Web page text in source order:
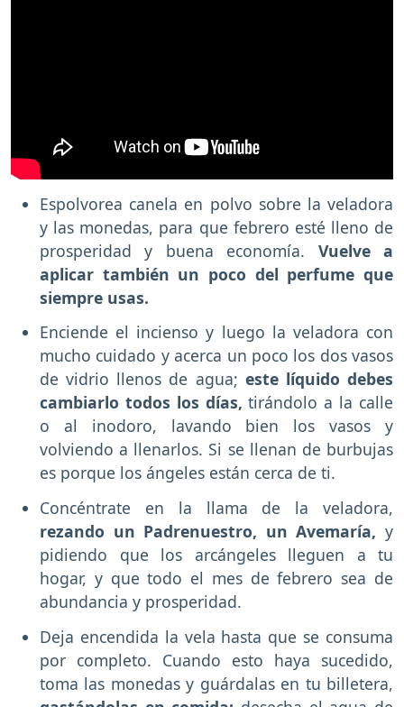
Espolvorea canela en polvo sobre la veladora
y las monedas, para que febrero esté lleno de
prosperidad y buena economía. Vuelve a
aplicar también un poco del perfume que
siempre usas.
Enciende el incienso y luego la veladora con
mucho cuidado y acerca un poco los dos vasos
de vidrio llenos de agua; este líquido debes
cambiarlo todos los días,tirándolo a la calle
o al inodoro, lavando bien los vasos y
volviendo a llenarlos. Si se llenan de burbujas
es porque los ángeles están cerca de ti.
Concéntrate en la llama de la veladora,
rezando un Padrenuestro, un Avemaría, y
pidiendo que los arcángeles lleguen a tu
hogar, y que todo el mes de febrero sea de
abundancia y prosperidad.
Deja encendida la vela hasta que se consuma
por completo. Cuando esto haya sucedido,
toma las monedas y guárdalas en tu billetera,